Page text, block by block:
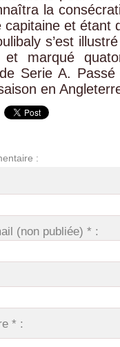
la
capitaine et étant
s’est
et marqué
Serie A.
en
:
(non publiée) * :
* :